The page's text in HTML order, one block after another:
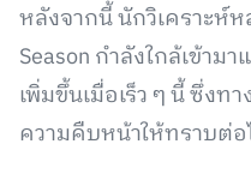
หลังจากนี้ นักวิเคราะห์
Season กำลังใกล้เข้า
เพิ่มขึ้นเมื่อเร็ว ๆ นี้ ซึ่งท
ความคืบหน้าให้ทราบต่อ